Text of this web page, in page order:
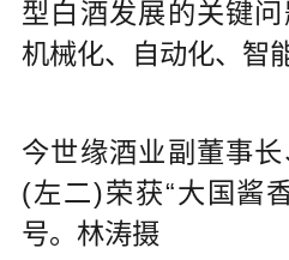
型白酒发展的关键
机械化、自动化、智
今世缘酒业副董事
(左二)荣获“大国酱
号。林涛摄